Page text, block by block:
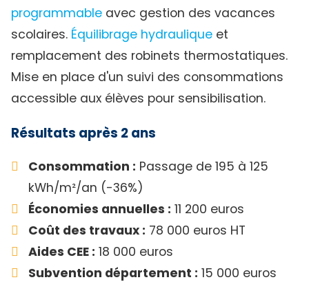
programmable avec gestion des vacances
scolaires. Équilibrage hydraulique et
remplacement des robinets thermostatiques.
Mise en place d'un suivi des consommations
accessible aux élèves pour sensibilisation.
Résultats après 2 ans
Consommation : Passage de 195 à 125
kWh/m²/an (-36%)
Économies annuelles : 11 200 euros
Coût des travaux : 78 000 euros HT
Aides CEE : 18 000 euros
Subvention département : 15 000 euros